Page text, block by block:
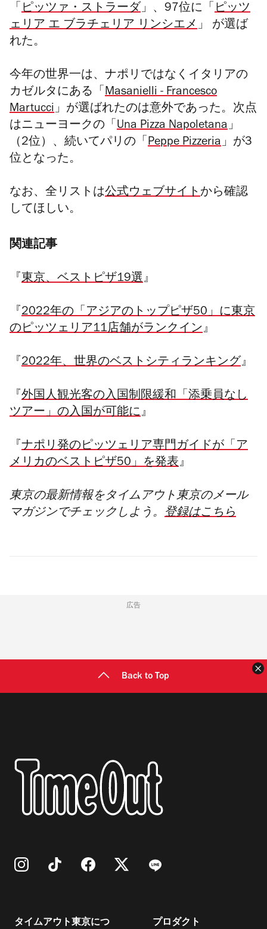
「 ピッツァ・ストラーダ」 、97位に 「 ピッツ
ェリア エ ブラチェリア リンシエメ」
が選ば
れた。
今年の世界一は、ナポリではなくイタリアの
カゼルタにある「 Masanielli - Francesco
Martucci」が選ばれたのは意外であった。次点
はニューヨークの「 Una Pizza Napoletana」
（2位）、続いてパリの「 Peppe Pizzeria」が3
位となった。
なお、全リストは公式ウェブサイトから確認
してほしい。
関連記事
『 東京、ベストピザ19選』
『 2022年の「アジアのトップピザ50」に東京
のピッツェリア11店舗がランクイン』
『 2022年、世界のベストシティランキング』
『 外国人観光客の入国制限緩和「添乗員なし
ツアー」の入国が可能に』
『 ナポリ発のピッツェリア専門ガイドが「ア
メリカのベストピザ50」を発表』
東京の最新情報をタイムアウト東京のメール
マガジンでチェックし よう。 登録はこちら
広告
Back to Top
タイムアウト東京につ プロダクト